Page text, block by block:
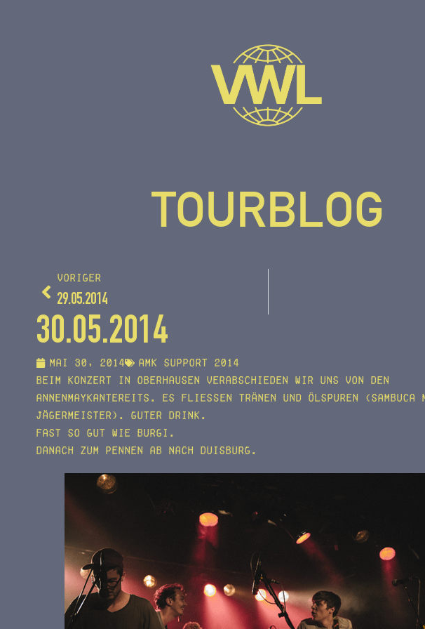
TOURBLOG
VORIGER
29.05.2014
30.05.2014
Mai 30, 2014
AMK support 2014
Beim Konzert in Oberhausen verabschieden wir uns von den
AnnenMayKantereits. Es fließen Tränen und Ölspuren (Sambuca
Jägermeister). Guter Drink.
Fast so gut wie Burgi.
Danach zum Pennen ab nach Duisburg.